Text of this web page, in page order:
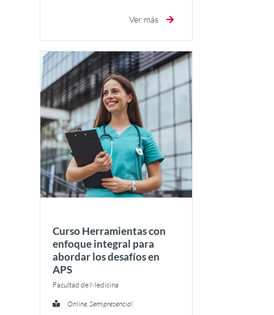
Ver más
Curso Herramientas con
enfoque integral para
abordar los desafíos en
APS
Facultad de Medicina
Online, Semipresencial